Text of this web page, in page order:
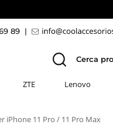
89 |
Cerca
ZTE Lenovo
iPhone 11 Pro / 11 Pro Max